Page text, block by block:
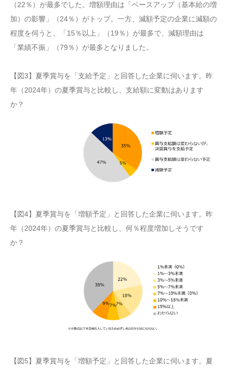
（22％）が最多でした。増額理由は「ベースアップ（基本給の増
加）の影響」（24％）がトップ。一方、減額予定の企業に減額の
程度を伺うと、「15％以上」（19％）が最多で、減額理由は
「業績不振」（79％）が最多となりました。
【図3】夏季賞与を「支給予定」と回答した企業に伺います。昨
年（2024年）の夏季賞与と比較し、支給額に変動はあります
か？
【図4】夏季賞与を「増額予定」と回答した企業に伺います。昨
年（2024年）の夏季賞与と比較し、何％程度増加しそうです
か？
【図5】夏季賞与を「増額予定」と回答した企業に伺います。夏